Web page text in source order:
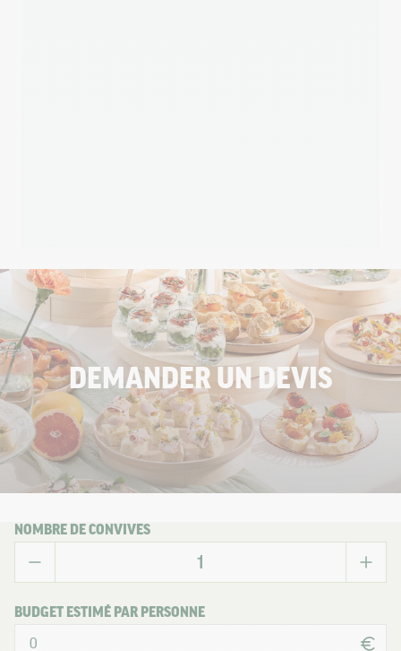
DEMANDER UN DEVIS
NOMBRE DE CONVIVES
BUDGET ESTIMÉ PAR PERSONNE